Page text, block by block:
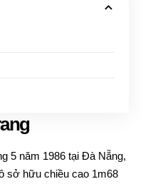
5 năm 1986 tại Đà Nẵng,
sở hữu chiều cao 1m68